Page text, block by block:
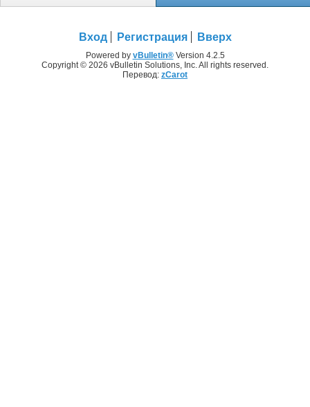
Вход Регистрация Вверх
Powered by vBulletin®Version 4.2.5
Copyright © 2026 vBulletin Solutions, Inc. All rights reserved.
Перевод: zCarot